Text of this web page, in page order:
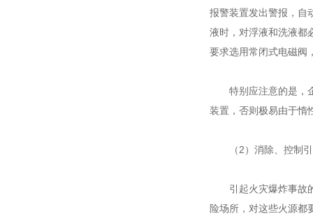
报警装置发出警报，自
液时，对浮液和洗液都
要求选用常闭式电磁阀
特别应注意的是，企
装置，否则极易由于惰
（2）消除、控制引
引起火灾爆炸事故的
险场所，对这些火源都